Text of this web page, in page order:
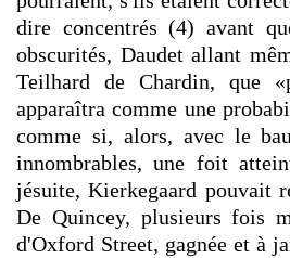
dire concentrés (4) avant
obscurités, Daudet allant
Teilhard de Chardin, que
apparaîtra comme une
comme si, alors, avec le
innombrables, une foit
jésuite, Kierkegaard pouvait
De Quincey, plusieurs fois
d'Oxford Street, gagnée et à